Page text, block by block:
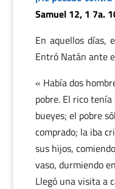
Samuel 12, 1 7a.
En aquellos días,
Entró Natán ante
« Había dos
pobre. El rico
bueyes; el pobre
comprado; la iba
sus hijos,
vaso, durmiendo
Llegó una visita a